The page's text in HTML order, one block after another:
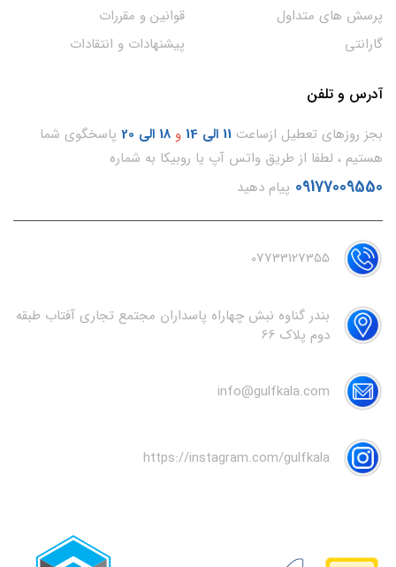
پرسش های متداول
گارانتی
قوانین و مقررات
پیشنهادات و انتقادات
آدرس و تلفن
بجز روزهای تعطیل ازساعت 11 الی 14 و 18 الی 20
پاسخگوی شما
هستیم ، لطفا از طریق واتس آپ یا روبیکا به شماره
09177009550 پیام دهید
07733127355
بندر گناوه نبش چهاراه پاسداران مجتمع تجاری آفتاب طبقه
دوم پلاک 66
info@gulfkala.com
https://instagram.com/gulfkala